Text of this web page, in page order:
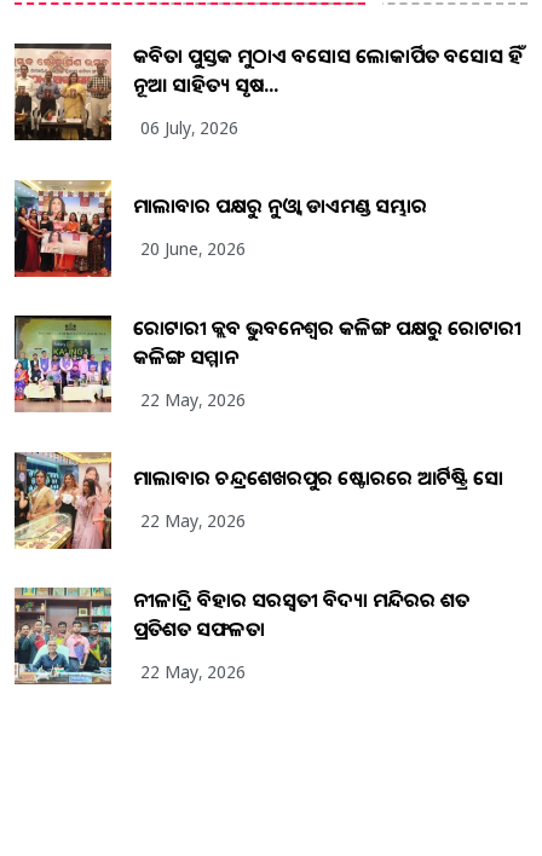
କବିତା ପୁସ୍ତକ ମୁଠାଏ ଅବସୋସ ଲୋକାର୍ପିତ ଅବସୋସ ହିଁ
ନୂଆ ସାହିତ୍ୟ ସୃଷ...
06 July, 2026
ମାଲାବାର ପକ୍ଷରୁ ନୁଓ୍ବା ଡାଏମଣ୍ଡ ସମ୍ଭାର
20 June, 2026
ରୋଟାରୀ କ୍ଲବ ଭୁବନେଶ୍ୱର କଳିଙ୍ଗ ପକ୍ଷରୁ ରୋଟାରୀ
କଳିଙ୍ଗ ସମ୍ମାନ
22 May, 2026
ମାଲାବାର ଚନ୍ଦ୍ରଶେଖରପୁର ଷ୍ଟୋରରେ ଆର୍ଟିଷ୍ଟ୍ରି ସୋ
22 May, 2026
ନୀଳାଦ୍ରି ବିହାର ସରସ୍ୱତୀ ବିଦ୍ୟା ମନ୍ଦିରର ଶତ
ପ୍ରତିଶତ ସଫଳତା
22 May, 2026